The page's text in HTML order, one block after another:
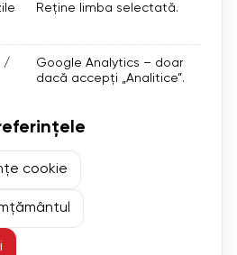
Reține limba selectată.
/
Google Analytics – doar
dacă accepți „Analitice”.
cookie